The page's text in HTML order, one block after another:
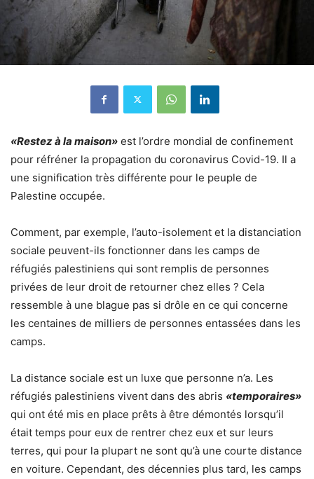
«Restez à la maison» est l’ordre mondial de confinement
pour réfréner la propagation du coronavirus Covid-19. Il a
une signification très différente pour le peuple de
Palestine occupée.
Comment, par exemple, l’auto-isolement et la distanciation
sociale peuvent-ils fonctionner dans les camps de
réfugiés palestiniens qui sont remplis de personnes
privées de leur droit de retourner chez elles ? Cela
ressemble à une blague pas si drôle en ce qui concerne
les centaines de milliers de personnes entassées dans les
camps.
La distance sociale est un luxe que personne n’a. Les
réfugiés palestiniens vivent dans des abris «temporaires»
qui ont été mis en place prêts à être démontés lorsqu’il
était temps pour eux de rentrer chez eux et sur leurs
terres, qui pour la plupart ne sont qu’à une courte distance
en voiture. Cependant, des décennies plus tard, les camps